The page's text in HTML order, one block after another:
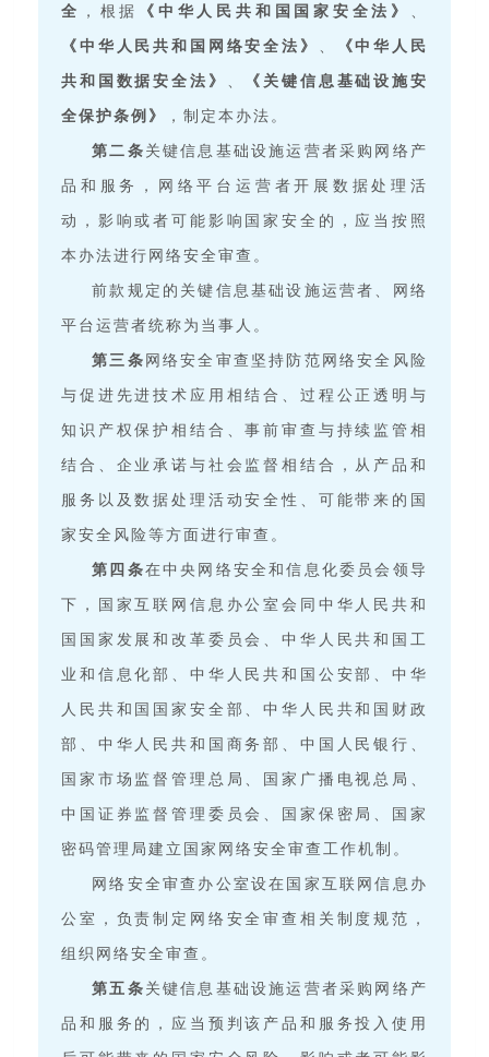
全 ，根据 《中华人民共和国国家安全法》 、
《中华人民共和国网络安全法》 、
《中华人民
共和国数据安全法》 、
《关键信息基础设施安
全保护条例》
，制定本办法。
第二条关键信息基础设施运营者采购网络产
品和服务，网络平台运营者开展数据处理活
动，影响或者可能影响国家安全的，应当按照
本办法进行网络安全审查。
前款规定的关键信息基础设施运营者、网络
平台运营者统称为当事人。
第三条网络安全审查坚持防范网络安全风险
与促进先进技术应用相结合、过程公正透明与
知识产权保护相结合、事前审查与持续监管相
结合、企业承诺与社会监督相结合，从产品和
服务以及数据处理活动安全性、可能带来的国
家安全风险等方面进行审查。
第四条在中央网络安全和信息化委员会领导
下，国家互联网信息办公室会同中华人民共和
国国家发展和改革委员会、中华人民共和国工
业和信息化部、中华人民共和国公安部、中华
人民共和国国家安全部、中华人民共和国财政
部、中华人民共和国商务部、中国人民银行、
国家市场监督管理总局、国家广播电视总局、
中国证券监督管理委员会、国家保密局、国家
密码管理局建立国家网络安全审查工作机制。
网络安全审查办公室设在国家互联网信息办
公室，负责制定网络安全审查相关制度规范，
组织网络安全审查。
第五条关键信息基础设施运营者采购网络产
品和服务的，应当预判该产品和服务投入使用